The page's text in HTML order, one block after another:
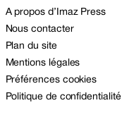
A propos d’Imaz Press
Nous contacter
Plan du site
Mentions légales
Préférences cookies
Politique de confidentialité